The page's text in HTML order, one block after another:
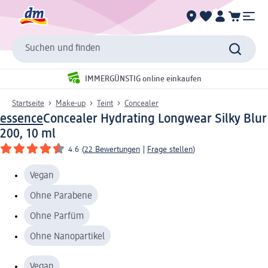
Suchen und finden
IMMERGÜNSTIG online einkaufen
Startseite Make-up Teint Concealer
essenceConcealer Hydrating Longwear Silky Blur
200, 10 ml
4.6 (22 Bewertungen Frage stellen)
Vegan
Ohne Parabene
Ohne Parfüm
Ohne Nanopartikel